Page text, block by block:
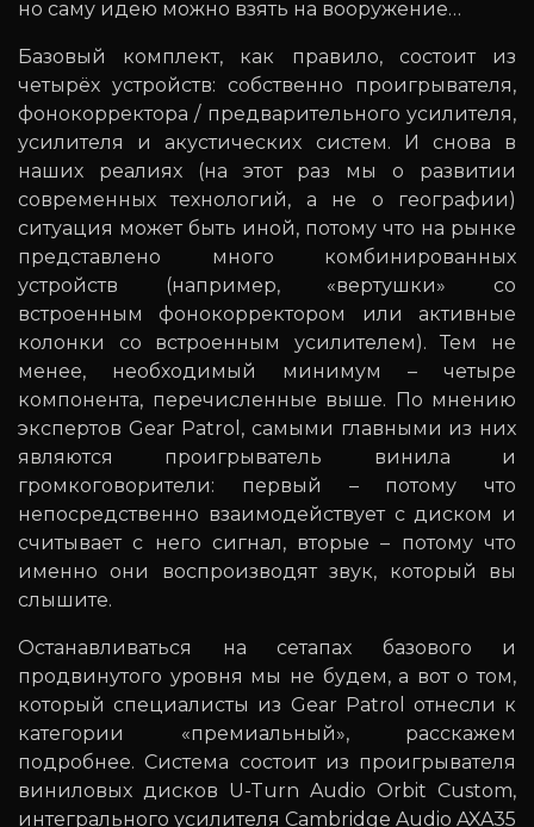
но саму идею можно взять на вооружение…
Базовый комплект, как правило, состоит из
четырёх устройств: собственно проигрывателя,
фонокорректора / предварительного усилителя,
усилителя и акустических систем. И снова в
наших реалиях (на этот раз мы о развитии
современных технологий, а не о географии)
ситуация может быть иной, потому что на рынке
представлено много комбинированных
устройств (например, «вертушки» со
встроенным фонокорректором или активные
колонки со встроенным усилителем). Тем не
менее, необходимый минимум – четыре
компонента, перечисленные выше. По мнению
экспертов Gear Patrol, самыми главными из них
являются проигрыватель винила и
громкоговорители: первый – потому что
непосредственно взаимодействует с диском и
считывает с него сигнал, вторые – потому что
именно они воспроизводят звук, который вы
слышите.
Останавливаться на сетапах базового и
продвинутого уровня мы не будем, а вот о том,
который специалисты из Gear Patrol отнесли к
категории «премиальный», расскажем
подробнее. Система состоит из проигрывателя
виниловых дисков U-Turn Audio Orbit Custom,
интегрального усилителя Cambridge Audio AXA35